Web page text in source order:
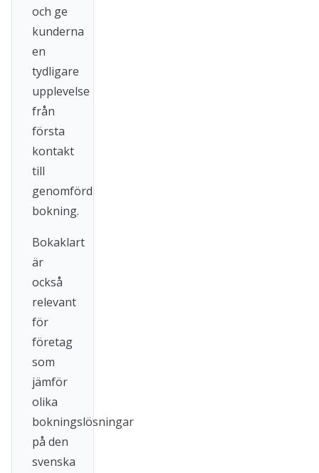
och ge
kunderna
en
tydligare
upplevelse
från
första
kontakt
till
genomförd
bokning.
Bokaklart
är
också
relevant
för
företag
som
jämför
olika
bokningslösningar
på den
svenska